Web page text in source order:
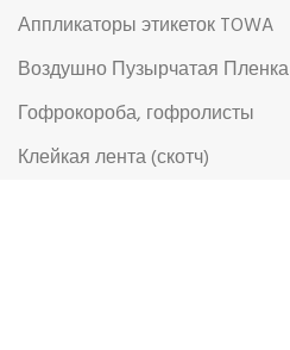
Аппликаторы этикеток TOWA
Воздушно Пузырчатая Пленка
Гофрокороба, гофролисты
Клейкая лента (скотч)